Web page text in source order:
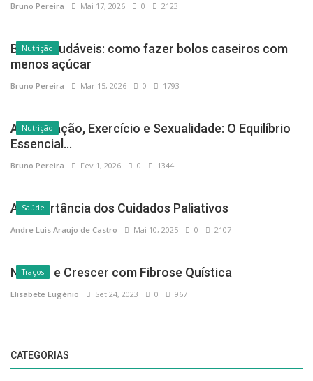
Bruno Pereira Mai 17, 2026 0 2123
Nutrição
Bolos saudáveis: como fazer bolos caseiros com
menos açúcar
Bruno Pereira Mar 15, 2026 0 1793
Nutrição
Alimentação, Exercício e Sexualidade: O Equilíbrio
Essencial...
Bruno Pereira Fev 1, 2026 0 1344
Saúde
A Importância dos Cuidados Paliativos
Andre Luis Araujo de Castro Mai 10, 2025 0 2107
Traços
Nascer e Crescer com Fibrose Quística
Elisabete Eugénio Set 24, 2023 0 967
CATEGORIAS